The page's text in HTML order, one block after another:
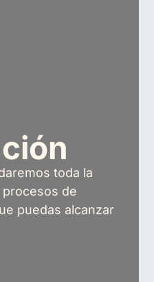
toda la
de
puedas alcanzar